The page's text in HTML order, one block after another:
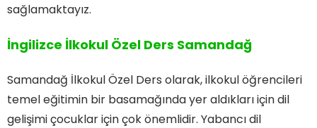
sağlamaktayız.
İngilizce İlkokul Özel Ders Samandağ
Samandağ İlkokul Özel Ders olarak, ilkokul öğrencileri
temel eğitimin bir basamağında yer aldıkları için dil
gelişimi çocuklar için çok önemlidir. Yabancı dil